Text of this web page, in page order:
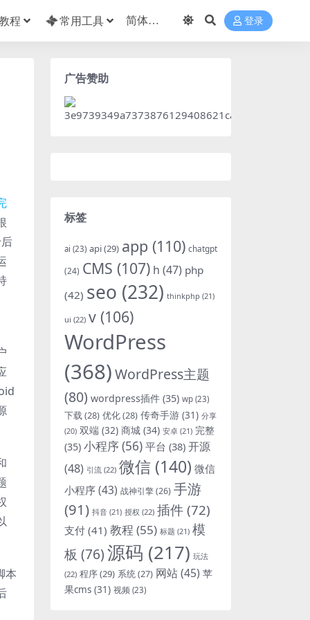
程 常用工具 登录
本
广告赞助
标签
ai (23) api(29) app (110) chatgpt
(24) CMS (107) h (47) php
(42) seo (232) thinkphp (21)
ui (22) v (106)
WordPress
(368)WordPress主题
(80) wordpress插件 (35) wp (23)
下载(28) 优化(28) 传奇手游 (31) 分享
(20) 双端 (32) 商城 (34) 安卓 (21) 完整
(35) 小程序(56) 平台 (38) 开源
(48) 引流 (22) 微信 (140) 微信
小程序(43) 战神引擎(26) 手游
(91) 抖音 (21) 授权 (22) 插件 (72)
支付 (41) 教程 (55) 标题 (21) 模
板 (76)源码 (217) 玩法
(22) 程序(29) 系统(27) 网站(45) 苹
果cms (31) 视频 (23)